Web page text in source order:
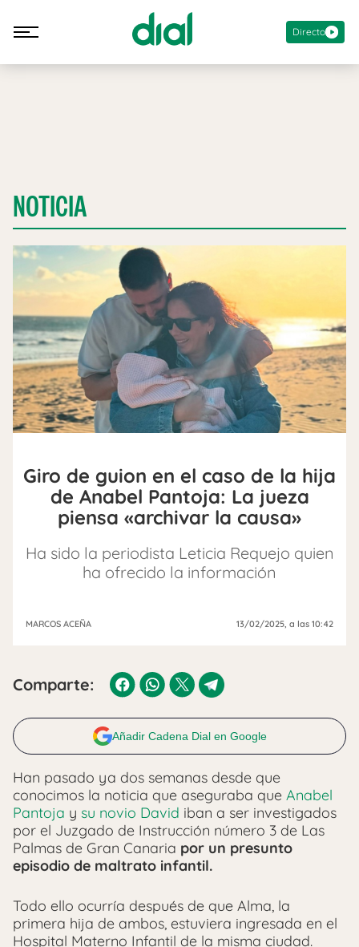
Directo
NOTICIA
Giro de guion en el caso de la hija
de Anabel Pantoja: La jueza
piensa «archivar la causa»
Ha sido la periodista Leticia Requejo quien
ha ofrecido la información
MARCOS ACEÑA 13/02/2025, a las 10:42
Comparte:
Añadir Cadena Dial en Google
Han pasado ya dos semanas desde que
conocimos la noticia que aseguraba que Anabel
Pantoja y su novio David iban a ser investigados
por el Juzgado de Instrucción número 3 de Las
Palmas de Gran Canaria por un presunto
episodio de maltrato infantil.
Todo ello ocurría después de que Alma, la
primera hija de ambos, estuviera ingresada en el
Hospital Materno Infantil de la misma ciudad.